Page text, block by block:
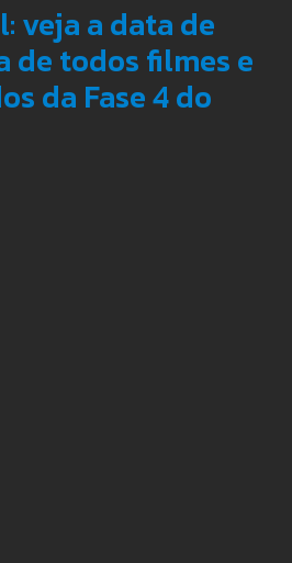
veja a data de
de todos filmes e
da Fase 4 do